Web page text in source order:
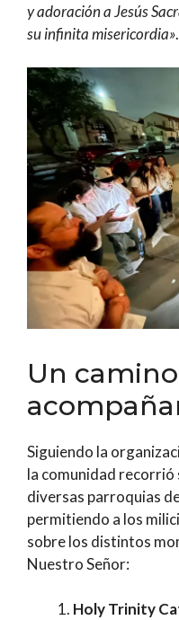
y adoración a Jesús
su infinita misericordia».
Un
Siguiendo la
la comunidad recorrió
diversas parroquias
permitiendo a los
sobre los distintos
Nuestro Señor:
Holy Trinity